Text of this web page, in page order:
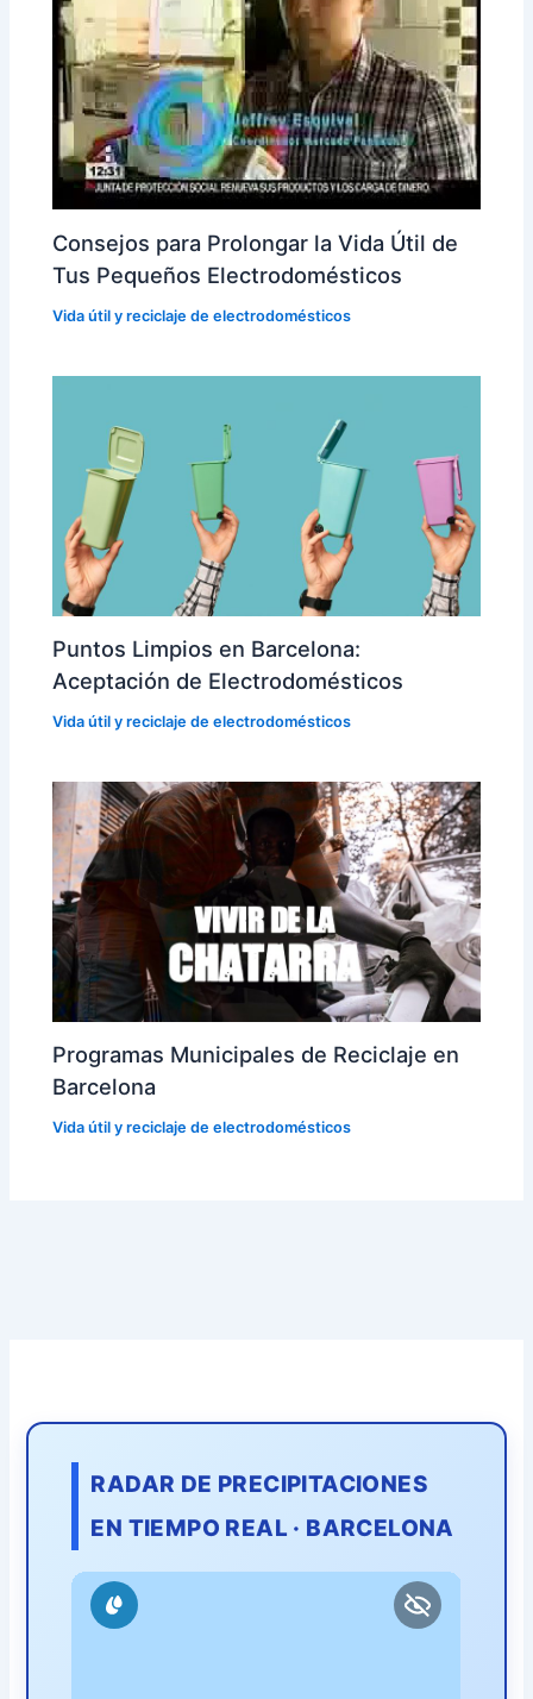
Consejos para Prolongar la Vida Útil de
Tus Pequeños Electrodomésticos
Vida útil y reciclaje de electrodomésticos
Puntos Limpios en Barcelona:
Aceptación de Electrodomésticos
Vida útil y reciclaje de electrodomésticos
Programas Municipales de Reciclaje en
Barcelona
Vida útil y reciclaje de electrodomésticos
RADAR DE PRECIPITACIONES
EN TIEMPO REAL · BARCELONA